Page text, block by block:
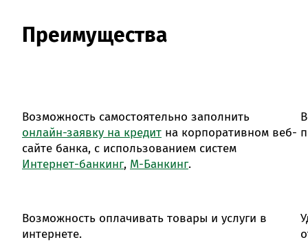
Преимущества
Возможность самостоятельно заполнить
онлайн-заявку на кредит на корпоративном веб-
сайте банка, с использованием систем
Интернет-банкинг, М-Банкинг.
Возможность оплачивать товары и услуги в
интернете.